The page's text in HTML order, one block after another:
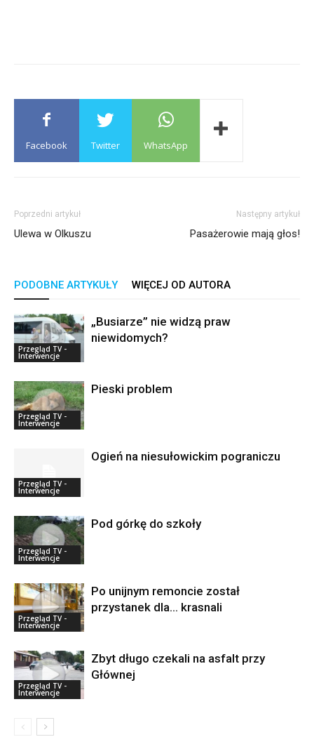
Facebook Twitter WhatsApp
Poprzedni artykuł
Ulewa w Olkuszu
Następny artykuł
Pasażerowie mają głos!
PODOBNE ARTYKUŁY WIĘCEJ OD AUTORA
Przegląd TV -
Interwencje
„Busiarze” nie widzą praw
niewidomych?
Przegląd TV -
Interwencje
Pieski problem
Przegląd TV -
Interwencje
Ogień na niesułowickim pograniczu
Przegląd TV -
Interwencje
Pod górkę do szkoły
Przegląd TV -
Interwencje
Po unijnym remoncie został
przystanek dla… krasnali
Przegląd TV -
Interwencje
Zbyt długo czekali na asfalt przy
Głównej